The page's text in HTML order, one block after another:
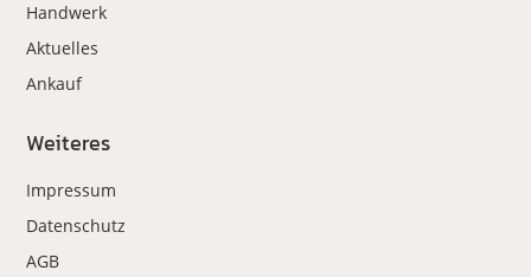
Handwerk
Aktuelles
Ankauf
Weiteres
Impressum
Datenschutz
AGB